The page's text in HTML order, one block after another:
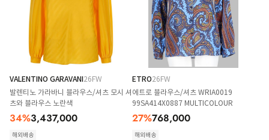
VALENTINO GARAVANI26FW
발렌티노 가라바니 블라우스/셔츠 모시 셔
츠와 블라우스 노란색
34%3,437,000
해외배송
ETRO26FW
에트로 블라우스/셔츠 WRIA0019
99SA414X0887 MULTICOLOUR
27%768,000
해외배송